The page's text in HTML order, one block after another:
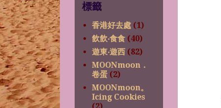
標籤
香港好去處 (1)
飲飲‧食食 (40)
遊東‧遊西 (82)
MOONmoon．
卷蛋 (2)
MOONmoon。
Icing Cookies